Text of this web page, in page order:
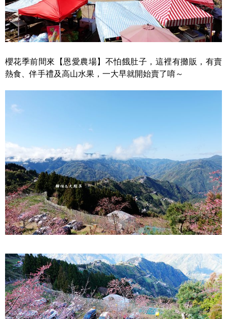
櫻花季前間來【恩愛農場】不怕餓肚子，這裡有攤販，有賣
熱食、伴手禮及高山水果，一大早就開始賣了唷～